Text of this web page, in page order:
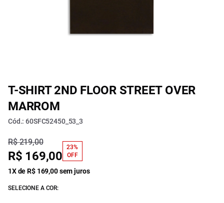
T-SHIRT 2ND FLOOR STREET OVER
MARROM
Cód.: 60SFC52450_53_3
R$ 219,00
R$ 169,00
23%
OFF
1X de R$ 169,00 sem juros
SELECIONE A COR: